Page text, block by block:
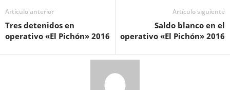
Artículo anterior
Tres detenidos en
operativo «El Pichón» 2016
Artículo siguiente
Saldo blanco en el
operativo «El Pichón» 2016